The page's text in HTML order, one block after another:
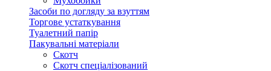
Засоби по догляду за взуттям
Торгове устаткування
Туалетний папір
Пакувальні матеріали
Скотч
Скотч спеціалізований